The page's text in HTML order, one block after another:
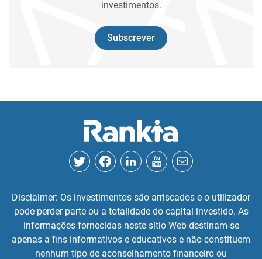
investimentos.
Subscrever
Disclaimer: Os investimentos são arriscados e o utilizador
pode perder parte ou a totalidade do capital investido. As
informações fornecidas neste sítio Web destinam-se
apenas a fins informativos e educativos e não constituem
nenhum tipo de aconselhamento financeiro ou